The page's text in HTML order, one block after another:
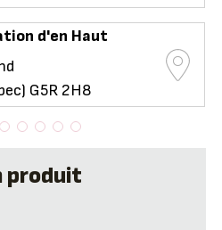
produit
d'en Haut
G5R 2H8